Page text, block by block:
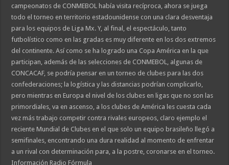
campeonatos de CONMEBOL había visita recíproca, ahora se juega
todo el torneo en territorio estadounidense con una clara desventaja
para los equipos de Liga Mx. Y, al final, el espectáculo, tanto
futbolístico como en las gradas es muy diferente en los dos extremos
del continente. Así como se ha logrado una Copa América en la que
participan, además de las selecciones de CONMEBOL, algunas de
CONCACAF, se podría pensar en un torneo de clubes para las dos
confederaciones; la logística y las distancias podrían complicarlo,
pero mientras en Europa el nivel de los clubes en ligas que no son las
primordiales, va en ascenso, a los clubes de América les cuesta cada
vez más trabajo competir contra rivales europeos, claro ejemplo el
reciente Mundial de Clubes en el que solo un equipo brasileño llegó a
semifinales, encontrando una dura realidad al momento de enfrentar
a un rival con determinación para, a la postre, coronarse en el torneo.
Información Radio Fórmula